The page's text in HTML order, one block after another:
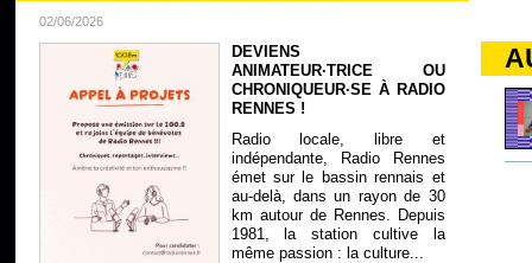
02/06/2026
DEVIENS
ANIMATEUR·TRICE OU
CHRONIQUEUR·SE À RADIO
RENNES !
Radio locale, libre et
indépendante, Radio Rennes
émet sur le bassin rennais et
au-delà, dans un rayon de 30
km autour de Rennes. Depuis
1981, la station cultive la
même passion : la culture...